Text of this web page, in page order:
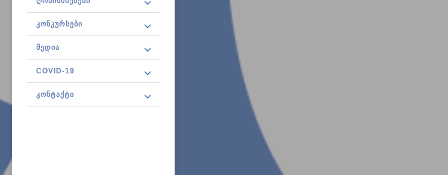
ᲙᲝᲜᲙᲣᲠᲡᲔᲑᲘ
ᲛᲔᲓᲘᲐ
COVID-19
ᲙᲝᲜᲢᲐᲥᲢᲘ